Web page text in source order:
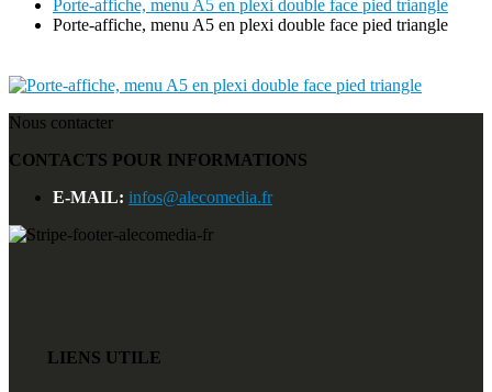
Porte-affiche, menu A5 en plexi double face pied triangle
Porte-affiche, menu A5 en plexi double face pied triangle
Nous contacter
CONTACTS POUR INFORMATIONS
E-MAIL: infos@alecomedia.fr
LIENS UTILE